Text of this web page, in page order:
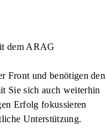
dem ARAG
Front und benötigen den
Sie sich auch weiterhin
Erfolg fokussieren
Unterstützung.